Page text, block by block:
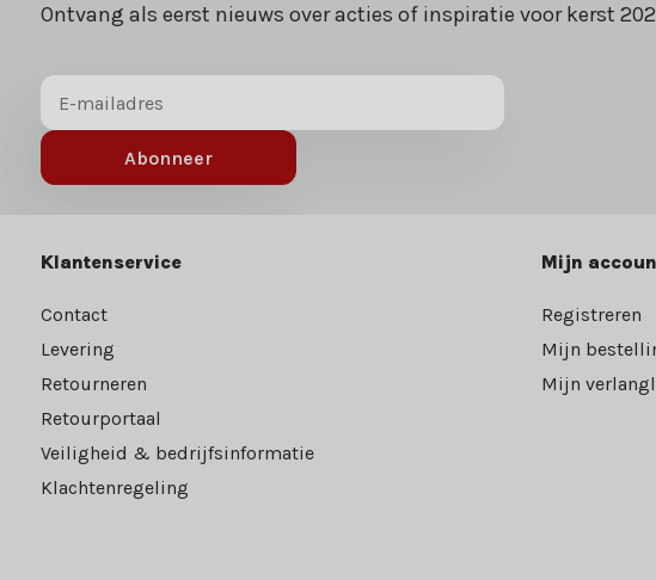
Ontvang als eerst nieuws over acties of inspiratie voor kerst
Abonneer
Klantenservice
Contact
Levering
Retourneren
Retourportaal
Veiligheid & bedrijfsinformatie
Klachtenregeling
Mijn
Registreren
Mijn
Mijn